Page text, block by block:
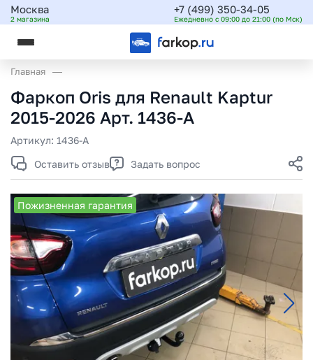
Москва
2 магазина
+7 (499) 350-34-05
Ежедневно с 09:00 до 21:00 (по Мск)
Главная
Фаркоп Oris для Renault Kaptur
2015-2026 Арт. 1436-A
Артикул: 1436-A
Оставить отзыв
Задать вопрос
Пожизненная гарантия